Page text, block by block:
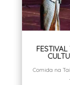
Comida na